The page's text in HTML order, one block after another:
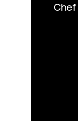
Chef